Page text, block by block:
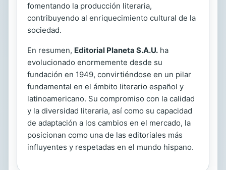
fomentando la producción literaria,
contribuyendo al enriquecimiento cultural de la
sociedad.
En resumen, Editorial Planeta S.A.U. ha
evolucionado enormemente desde su
fundación en 1949, convirtiéndose en un pilar
fundamental en el ámbito literario español y
latinoamericano. Su compromiso con la calidad
y la diversidad literaria, así como su capacidad
de adaptación a los cambios en el mercado, la
posicionan como una de las editoriales más
influyentes y respetadas en el mundo hispano.